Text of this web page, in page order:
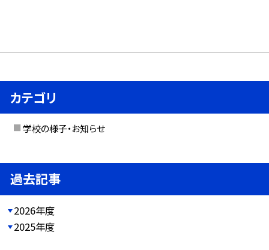
カテゴリ
学校の様子・お知らせ
過去記事
2026年度
2025年度